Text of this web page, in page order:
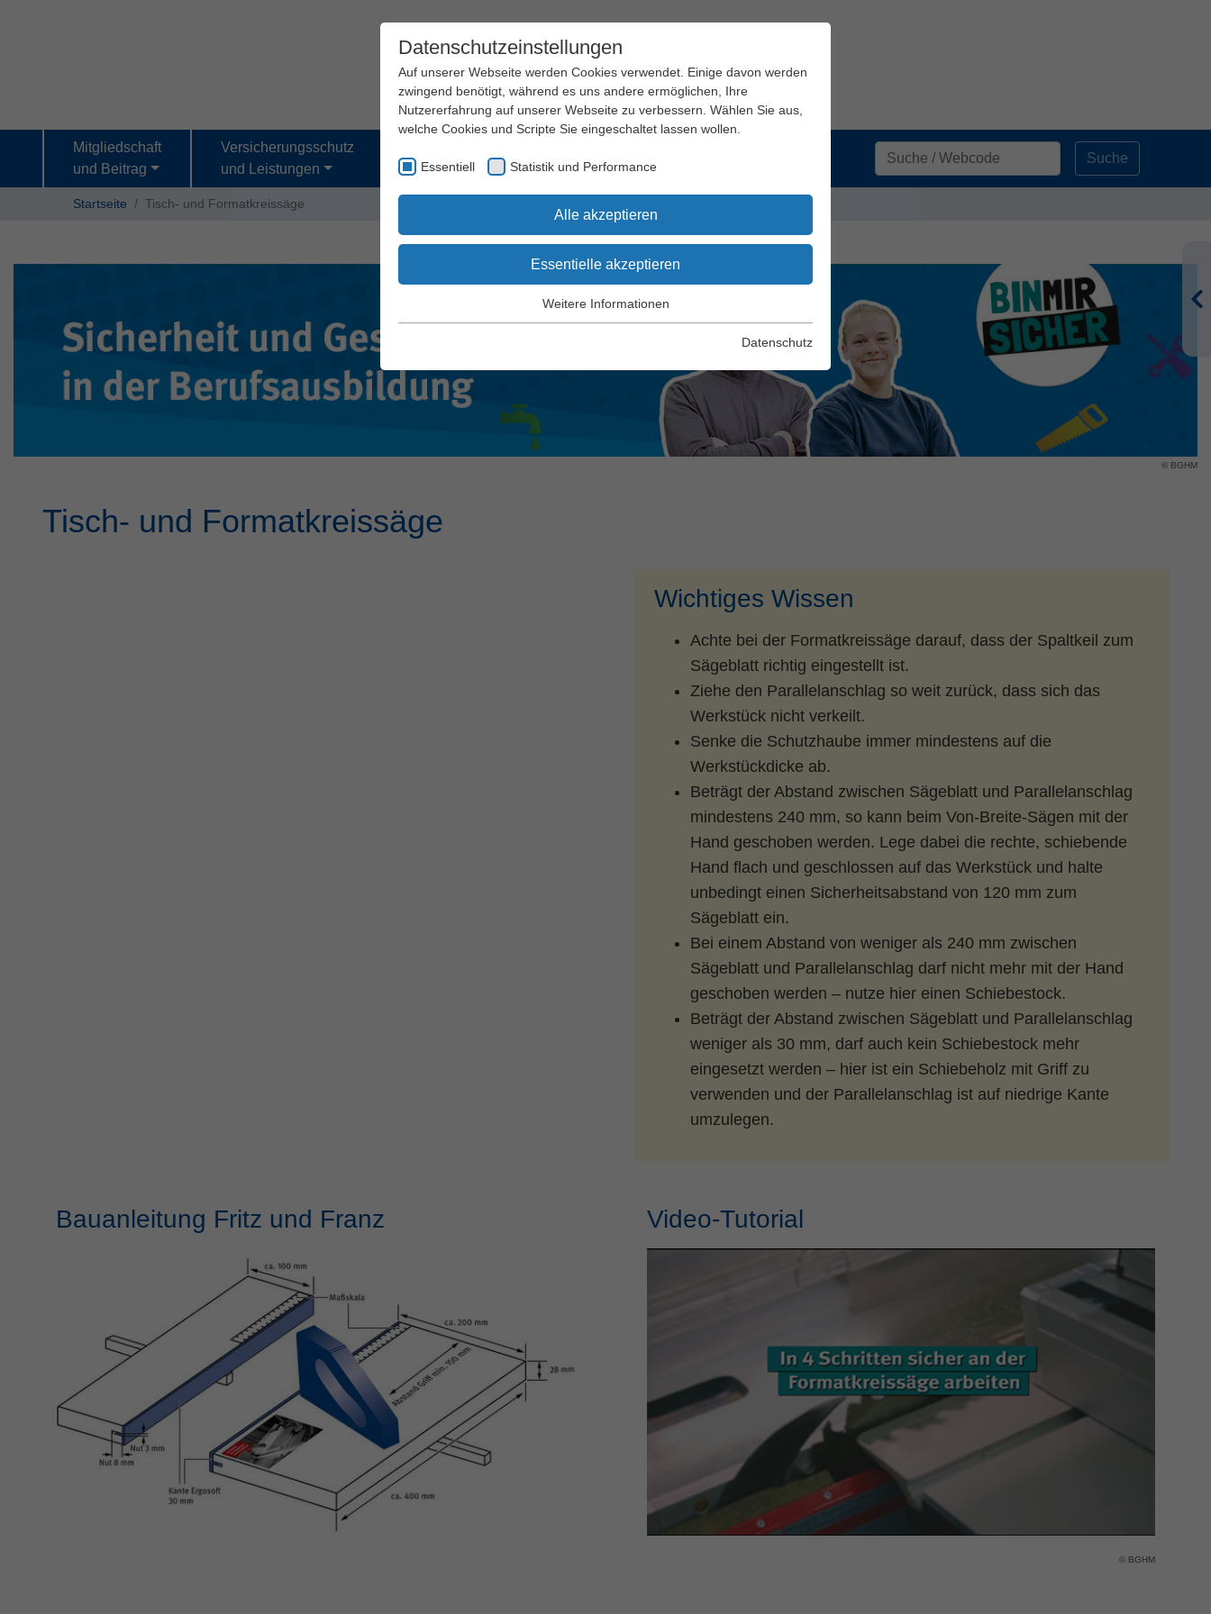
Mitgliedschaft
und Beitrag
Versicherungsschutz
und Leistungen
und Gesundheitsschutz
und Seminare
Suche
Startseite Tisch- und Formatkreissäge
© BGHM
Tisch- und Formatkreissäge
Wichtiges Wissen
Achte bei der Formatkreissäge darauf, dass der Spaltkeil zum
Sägeblatt richtig eingestellt ist.
Ziehe den Parallelanschlag so weit zurück, dass sich das
Werkstück nicht verkeilt.
Senke die Schutzhaube immer mindestens auf die
Werkstückdicke ab.
Beträgt der Abstand zwischen Sägeblatt und Parallelanschlag
mindestens 240 mm, so kann beim Von-Breite-Sägen mit der
Hand geschoben werden. Lege dabei die rechte, schiebende
Hand flach und geschlossen auf das Werkstück und halte
unbedingt einen Sicherheitsabstand von 120 mm zum
Sägeblatt ein.
Bei einem Abstand von weniger als 240 mm zwischen
Sägeblatt und Parallelanschlag darf nicht mehr mit der Hand
geschoben werden – nutze hier einen Schiebestock.
Beträgt der Abstand zwischen Sägeblatt und Parallelanschlag
weniger als 30 mm, darf auch kein Schiebestock mehr
eingesetzt werden – hier ist ein Schiebeholz mit Griff zu
verwenden und der Parallelanschlag ist auf niedrige Kante
umzulegen.
Bauanleitung Fritz und Franz Video-Tutorial
© BGHM
Datenschutzeinstellungen
Auf unserer Webseite werden Cookies verwendet. Einige davon werden
zwingend benötigt, während es uns andere ermöglichen, Ihre
Nutzererfahrung auf unserer Webseite zu verbessern. Wählen Sie aus,
welche Cookies und Scripte Sie eingeschaltet lassen wollen.
Essentiell Statistik und Performance
Alle akzeptieren
Essentielle akzeptieren
Essentielle Cookies werden für grundlegende Funktionen der
einwandfrei funktioniert.
fe_typo_user
TYPO3
der eingeloggte User wiedererkannt wird, um
ihm Zugang zu geschützten Bereichen zu
PHPs Standard Sitzungs Identifikation
Cookie-Informationen
Statistik und Performance
Weitere Informationen
Datenschutz